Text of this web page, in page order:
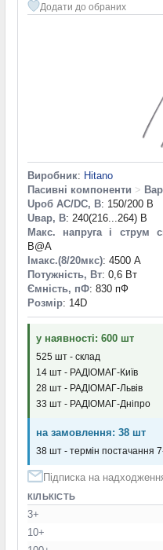
Додати до обраних
Виробник: Hitano
Пасивні компоненти >
Uроб AC/DC, В: 150/200 В
Uвар, В: 240(216...264) В
Макс. напруга і струм
B@A
Iмакс.(8/20мкс): 4500 А
Потужність, Вт: 0,6 Вт
Ємність, пФ: 830 пФ
Розмір: 14D
у наявності: 600 шт
525 шт - склад
14 шт - РАДІОМАГ-Київ
28 шт - РАДІОМАГ-Львів
33 шт - РАДІОМАГ-Дніпро
на замовлення: 38 шт
38 шт - термін постачання
Підписка на
КІЛЬКІСТЬ
3+
10+